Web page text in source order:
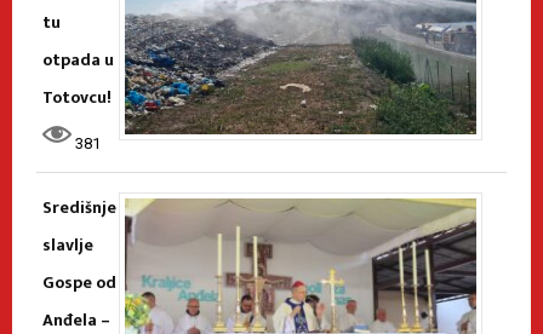
tu
otpada u
Totovcu!
381
Središnje
slavlje
Gospe od
Anđela –